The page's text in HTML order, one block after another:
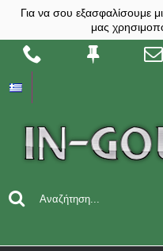
Για να σου εξασφαλίσουμε
μας